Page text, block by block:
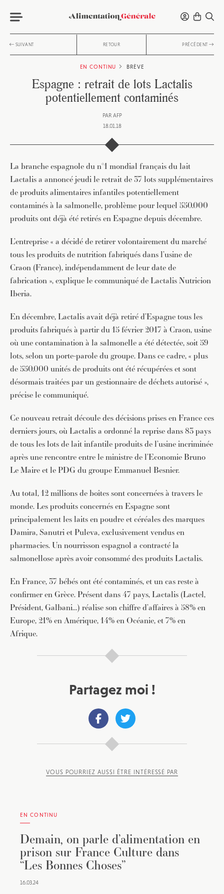
SUIVANT RETOUR PRÉCÉDENT
EN CONTINU BRÈVE
Espagne : retrait de lots Lactalis
potentiellement contaminés
PAR AFP
18.01.18
La branche espagnole du n°1 mondial français du lait
Lactalis a annoncé jeudi le retrait de 37 lots supplémentaires
de produits alimentaires infantiles potentiellement
contaminés à la salmonelle, problème pour lequel 550.000
produits ont déjà été retirés en Espagne depuis décembre.
L’entreprise « a décidé de retirer volontairement du marché
tous les produits de nutrition fabriqués dans l’usine de
Craon (France), indépendamment de leur date de
fabrication », explique le communiqué de Lactalis Nutricion
Iberia.
En décembre, Lactalis avait déjà retiré d’Espagne tous les
produits fabriqués à partir du 15 février 2017 à Craon, usine
où une contamination à la salmonelle a été détectée, soit 59
lots, selon un porte-parole du groupe. Dans ce cadre, « plus
de 550.000 unités de produits ont été récupérées et sont
désormais traitées par un gestionnaire de déchets autorisé »,
précise le communiqué.
Ce nouveau retrait découle des décisions prises en France ces
derniers jours, où Lactalis a ordonné la reprise dans 83 pays
de tous les lots de lait infantile produits de l’usine incriminée
après une rencontre entre le ministre de l’Economie Bruno
Le Maire et le PDG du groupe Emmanuel Besnier.
Au total, 12 millions de boîtes sont concernées à travers le
monde. Les produits concernés en Espagne sont
principalement les laits en poudre et céréales des marques
Damira, Sanutri et Puleva, exclusivement vendus en
pharmacies. Un nourrisson espagnol a contracté la
salmonellose après avoir consommé des produits Lactalis.
En France, 37 bébés ont été contaminés, et un cas reste à
confirmer en Grèce. Présent dans 47 pays, Lactalis (Lactel,
Président, Galbani…) réalise son chiffre d’affaires à 58% en
Europe, 21% en Amérique, 14% en Océanie, et 7% en
Afrique.
Partagez moi !
VOUS POURRIEZ AUSSI ÊTRE INTÉRESSÉ PAR
EN CONTINU
Demain, on parle d’alimentation en
prison sur France Culture dans
“Les Bonnes Choses”
16.03.24